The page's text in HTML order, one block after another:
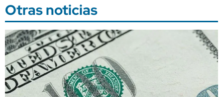
Otras noticias